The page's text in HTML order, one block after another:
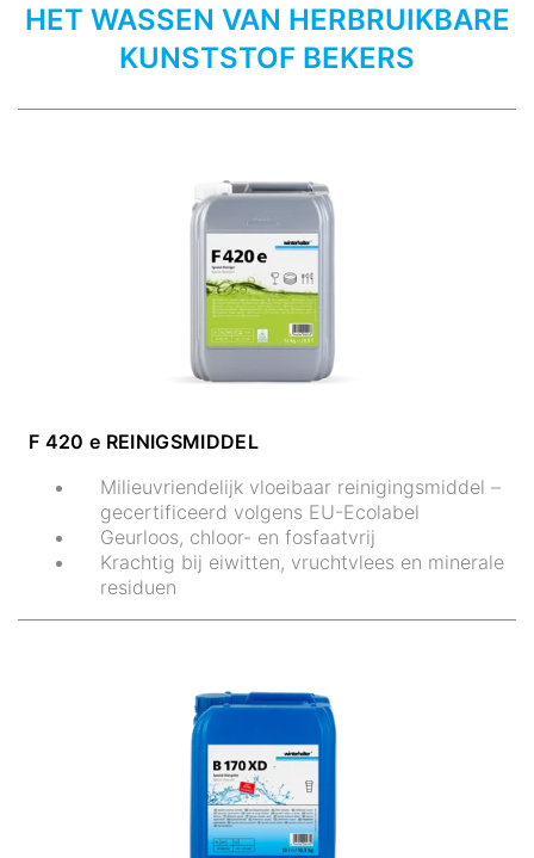
HET WASSEN VAN HERBRUIKBARE
KUNSTSTOF BEKERS
F 420 e REINIGSMIDDEL
Milieuvriendelijk vloeibaar reinigingsmiddel –
gecertificeerd volgens EU-Ecolabel
Geurloos, chloor- en fosfaatvrij
Krachtig bij eiwitten, vruchtvlees en minerale
residuen